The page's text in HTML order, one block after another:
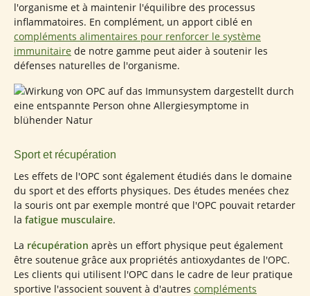
l'organisme et à maintenir l'équilibre des processus
inflammatoires. En complément, un apport ciblé en
compléments alimentaires pour renforcer le système
immunitaire de notre gamme peut aider à soutenir les
défenses naturelles de l'organisme.
Sport et récupération
Les effets de l'OPC sont également étudiés dans le domaine
du sport et des efforts physiques. Des études menées chez
la souris ont par exemple montré que l'OPC pouvait retarder
la fatigue musculaire.
La récupération après un effort physique peut également
être soutenue grâce aux propriétés antioxydantes de l'OPC.
Les clients qui utilisent l'OPC dans le cadre de leur pratique
sportive l'associent souvent à d'autres compléments